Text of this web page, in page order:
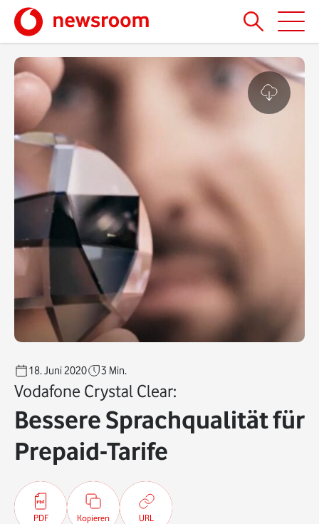
18. Juni 2020 3 Min.
Vodafone Crystal Clear:
Bessere Sprachqualität für
Prepaid-Tarife
PDF Kopieren URL